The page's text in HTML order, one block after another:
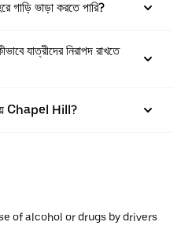
ভাড়া করতে পারি?
যাত্রীদের নিরাপদ রাখতে
Chapel Hill?
of alcohol or drugs by drivers